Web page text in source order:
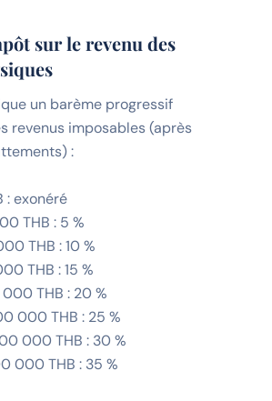
sur le revenu des
un barème progressif
revenus imposables (après
:
: exonéré
THB : 5 %
THB : 10 %
THB : 15 %
THB : 20 %
000 THB : 25 %
000 THB : 30 %
000 THB : 35 %